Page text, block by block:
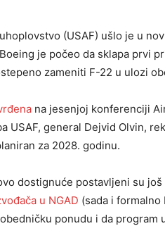
(USAF) ušlo je u
je počeo da sklapa prvi
zameniti F-22 u ulozi
na jesenjoj konferenciji
USAF, general Dejvid Olvin,
za 2028. godinu.
dostignuće postavljeni su
u NGAD (sada i
ponudu i da